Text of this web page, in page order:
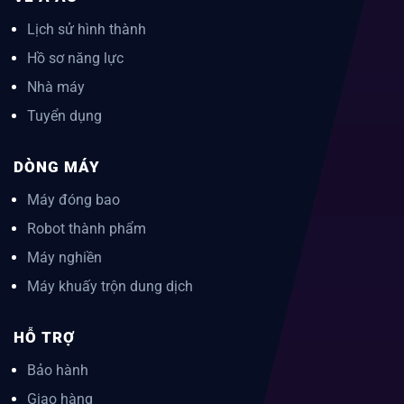
Lịch sử hình thành
Hồ sơ năng lực
Nhà máy
Tuyển dụng
DÒNG MÁY
Máy đóng bao
Robot thành phẩm
Máy nghiền
Máy khuấy trộn dung dịch
HỖ TRỢ
Bảo hành
Giao hàng